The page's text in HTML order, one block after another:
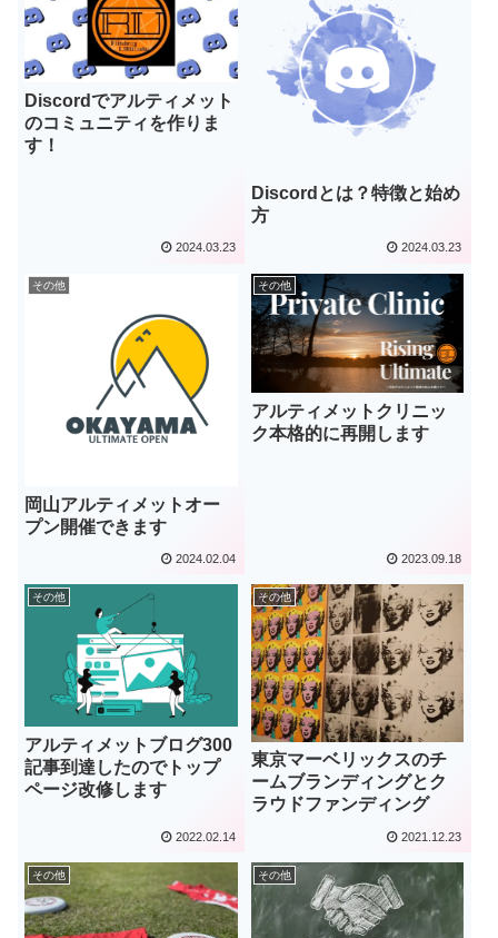
Discordでアルティメット
のコミュニティを作りま
す！
2024.03.23
Discordとは？特徴と始め
方
2024.03.23
その他
岡山アルティメットオー
プン開催できます
2024.02.04
その他
アルティメットクリニッ
ク本格的に再開します
2023.09.18
その他
アルティメットブログ300
記事到達したのでトップ
ページ改修します
2022.02.14
その他
東京マーベリックスのチ
ームブランディングとク
ラウドファンディング
2021.12.23
その他 その他